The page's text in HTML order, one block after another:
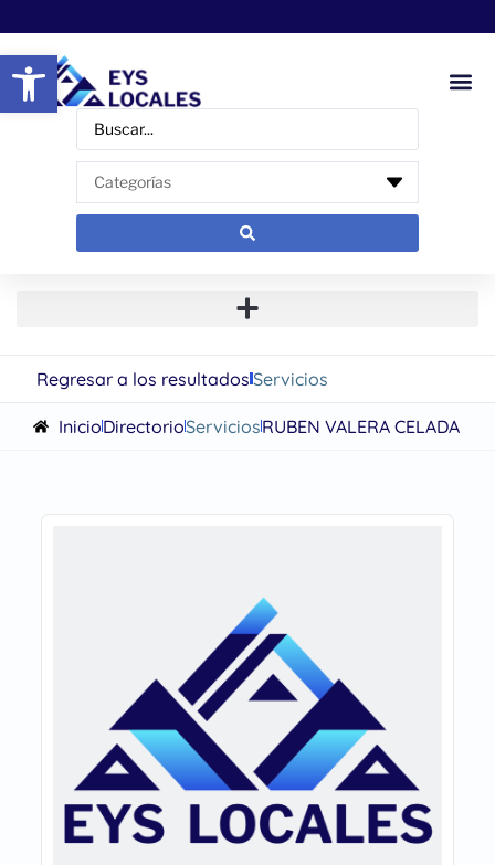
Abrir barra de herramientas
Regresar a los resultadosServicios
InicioDirectorioServiciosRUBEN VALERA CELADA